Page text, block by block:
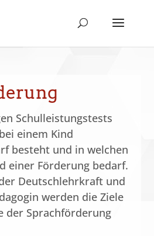
Schulleistungstests
einem Kind
besteht und in welchen
einer Förderung bedarf.
Deutschlehrkraft und
werden die Ziele
der Sprachförderung